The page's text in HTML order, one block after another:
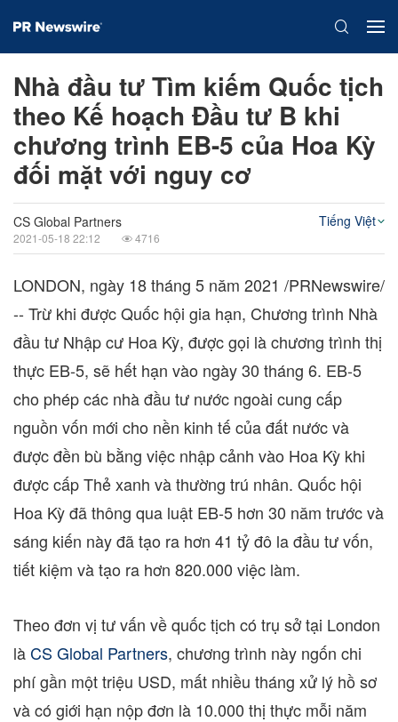
Nhà đầu tư Tìm kiếm Quốc tịch
theo Kế hoạch Đầu tư B khi
chương trình EB-5 của Hoa Kỳ
đối mặt với nguy cơ
CS Global Partners
2021-05-18 22:12 4716
Tiếng Việt
LONDON, ngày 18 tháng 5 năm 2021 /PRNewswire/
-- Trừ khi được Quốc hội gia hạn, Chương trình Nhà
đầu tư Nhập cư Hoa Kỳ, được gọi là chương trình thị
thực EB-5, sẽ hết hạn vào ngày 30 tháng 6. EB-5
cho phép các nhà đầu tư nước ngoài cung cấp
nguồn vốn mới cho nền kinh tế của đất nước và
được đền bù bằng việc nhập cảnh vào Hoa Kỳ khi
được cấp Thẻ xanh và thường trú nhân. Quốc hội
Hoa Kỳ đã thông qua luật EB-5 hơn 30 năm trước và
sáng kiến này đã tạo ra hơn 41 tỷ đô la đầu tư vốn,
tiết kiệm và tạo ra hơn 820.000 việc làm.
Theo đơn vị tư vấn về quốc tịch có trụ sở tại London
làCS Global Partners, chương trình này ngốn chi
phí gần một triệu USD, mất nhiều tháng xử lý hồ sơ
và có giới hạn nộp đơn là 10.000 thị thực mỗi năm